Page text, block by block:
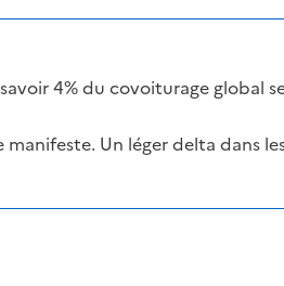
4% du covoiturage global
Un léger delta dans